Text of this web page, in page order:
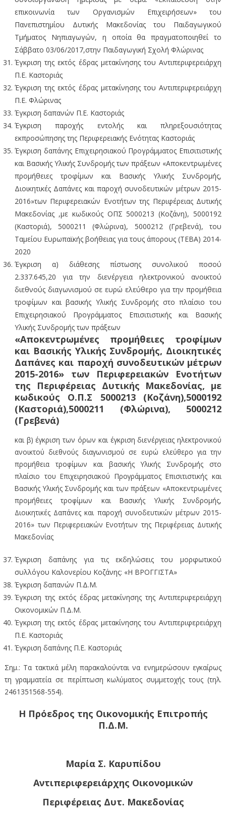
επικοινωνία των Οργανισμών Επιχειρήσεων» του
Πανεπιστημίου Δυτικής Μακεδονίας του Παιδαγωγικού
Τμήματος Νηπιαγωγών, η οποία θα πραγματοποιηθεί το
Σάββατο 03/06/2017,στην Παιδαγωγική Σχολή Φλώρινας
Έγκριση της εκτός έδρας μετακίνησης του Αντιπεριφερειάρχη
Π.Ε. Καστοριάς
Έγκριση της εκτός έδρας μετακίνησης του Αντιπεριφερειάρχη
Π.Ε. Φλώρινας
Έγκριση δαπανών Π.Ε. Καστοριάς
Έγκριση παροχής εντολής και πληρεξουσιότητας
εκπροσώπησης της Περιφερειακής Ενότητας Καστοριάς
Έγκριση δαπάνης Επιχειρησιακού Προγράμματος Επισιτιστικής
και Βασικής Υλικής Συνδρομής των πράξεων «Αποκεντρωμένες
προμήθειες τροφίμων και Βασικής Υλικής Συνδρομής,
Διοικητικές Δαπάνες και παροχή συνοδευτικών μέτρων 2015-
2016»των Περιφερειακών Ενοτήτων της Περιφέρειας Δυτικής
Μακεδονίας ,με κωδικούς ΟΠΣ 5000213 (Κοζάνη), 5000192
(Καστοριά), 5000211 (Φλώρινα), 5000212 (Γρεβενά), του
Ταμείου Ευρωπαϊκής βοήθειας για τους άπορους (ΤΕΒΑ) 2014-
2020
Έγκριση α) διάθεσης πίστωσης συνολικού ποσού
2.337.645,20 για την διενέργεια ηλεκτρονικού ανοικτού
διεθνούς διαγωνισμού σε ευρώ ελεύθερο για την προμήθεια
τροφίμων και βασικής Υλικής Συνδρομής στο πλαίσιο του
Επιχειρησιακού Προγράμματος Επισιτιστικής και Βασικής
Υλικής Συνδρομής των πράξεων
«Αποκεντρωμένες προμήθειες τροφίμων
και Βασικής Υλικής Συνδρομής, Διοικητικές
Δαπάνες και παροχή συνοδευτικών μέτρων
2015-2016» των Περιφερειακών Ενοτήτων
της Περιφέρειας Δυτικής Μακεδονίας, με
κωδικούς Ο.Π.Σ 5000213 (Κοζάνη),5000192
(Καστοριά),5000211 (Φλώρινα), 5000212
(Γρεβενά)
και β) έγκριση των όρων και έγκριση διενέργειας ηλεκτρονικού
ανοικτού διεθνούς διαγωνισμού σε ευρώ ελεύθερο για την
προμήθεια τροφίμων και βασικής Υλικής Συνδρομής στο
πλαίσιο του Επιχειρησιακού Προγράμματος Επισιτιστικής και
Βασικής Υλικής Συνδρομής και των πράξεων «Αποκεντρωμένες
προμήθειες τροφίμων και Βασικής Υλικής Συνδρομής,
Διοικητικές Δαπάνες και παροχή συνοδευτικών μέτρων 2015-
2016» των Περιφερειακών Ενοτήτων της Περιφέρειας Δυτικής
Μακεδονίας
Έγκριση δαπάνης για τις εκδηλώσεις του μορφωτικού
συλλόγου Καλονερίου Κοζάνης: «Η ΒΡΟΓΓΙΣΤΑ»
Έγκριση δαπανών Π.Δ.Μ.
Έγκριση της εκτός έδρας μετακίνησης της Αντιπεριφερειάρχη
Οικονομικών Π.Δ.Μ.
Έγκριση της εκτός έδρας μετακίνησης του Αντιπεριφερειάρχη
Π.Ε. Καστοριάς
Έγκριση δαπάνης Π.Ε. Καστοριάς
Σημ.: Τα τακτικά μέλη παρακαλούνται να ενημερώσουν εγκαίρως
τη γραμματεία σε περίπτωση κωλύματος συμμετοχής τους (τηλ.
2461351568-554).
Η Πρόεδρος της Οικονομικής Επιτροπής
Π.Δ.Μ.
Μαρία Σ. Καρυπίδου
Αντιπεριφερειάρχης Οικονομικών
Περιφέρειας Δυτ. Μακεδονίας